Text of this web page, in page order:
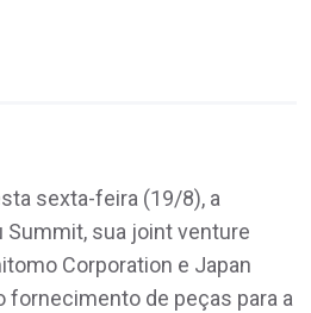
sexta-feira (19/8), a
Summit, sua joint venture
Corporation e Japan
fornecimento de peças para a